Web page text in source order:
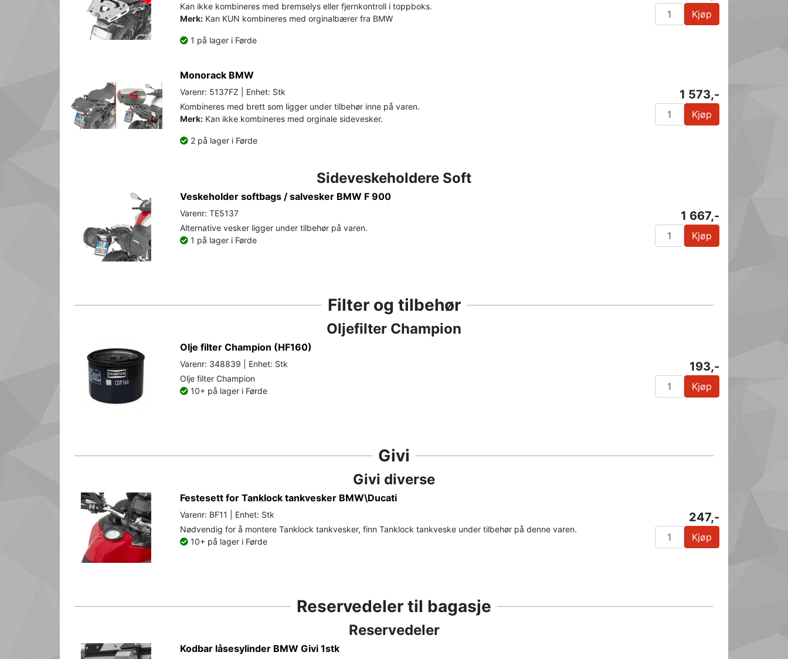
Kan ikke kombineres med bremselys eller fjernkontroll i toppboks.
Merk: Kan KUN kombineres med orginalbærer fra BMW
1 på lager i Førde
Kjøp
Monorack BMW
Varenr: 5137FZ | Enhet: Stk
Kombineres med brett som ligger under tilbehør inne på varen.
Merk: Kan ikke kombineres med orginale sidevesker.
2 på lager i Førde
1 573,-
Kjøp
Sideveskeholdere Soft
Veskeholder softbags / salvesker BMW F 900
Varenr: TE5137
Alternative vesker ligger under tilbehør på varen.
1 på lager i Førde
1 667,-
Kjøp
Filter og tilbehør
Oljefilter Champion
Olje filter Champion (HF160)
Varenr: 348839 | Enhet: Stk
Olje filter Champion
10+ på lager i Førde
193,-
Kjøp
Givi
Givi diverse
Festesett for Tanklock tankvesker BMW\Ducati
Varenr: BF11 | Enhet: Stk
Nødvendig for å montere Tanklock tankvesker, finn Tanklock tankveske under tilbehør på denne varen.
10+ på lager i Førde
247,-
Kjøp
Reservedeler til bagasje
Reservedeler
Kodbar låsesylinder BMW Givi 1stk